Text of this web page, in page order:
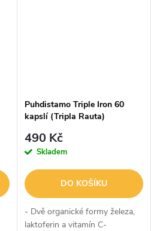
Puhdistamo Triple Iron 60
kapslí (Tripla Rauta)
490 Kč
Skladem
DO KOŠÍKU
- Dvě organické formy železa,
laktoferin a vitamín C-